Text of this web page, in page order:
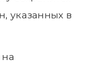
указанных в